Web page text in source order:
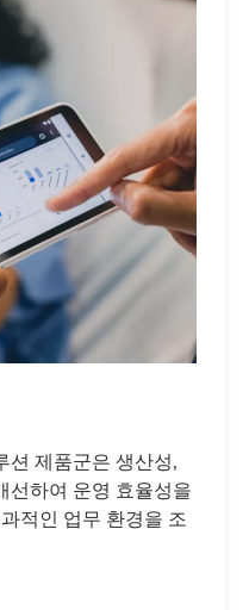
션 제품군은 생산성,
선하여 운영 효율성을
적인 업무 환경을 조